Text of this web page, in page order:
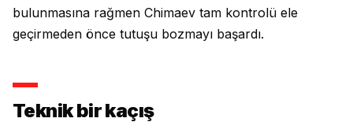
bulunmasına rağmen Chimaev tam kontrolü ele
geçirmeden önce tutuşu bozmayı başardı.
Teknik bir kaçış